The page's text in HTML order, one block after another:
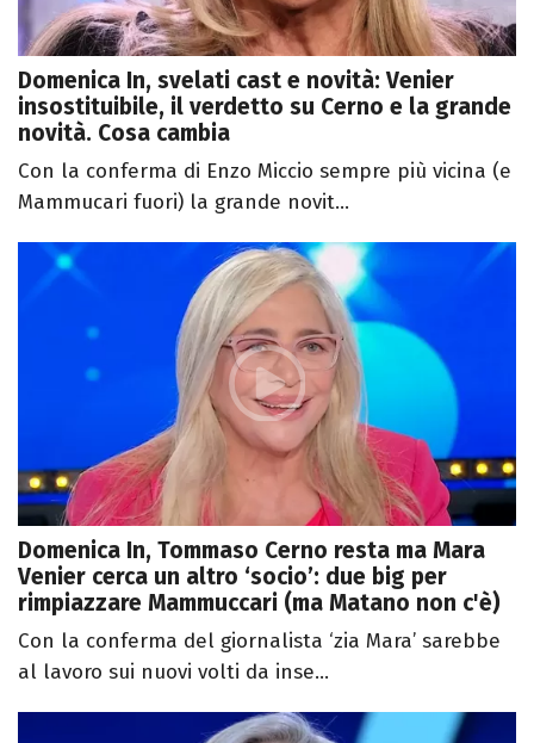
Domenica In, svelati cast e novità: Venier
insostituibile, il verdetto su Cerno e la grande
novità. Cosa cambia
Con la conferma di Enzo Miccio sempre più vicina (e
Mammucari fuori) la grande novit...
Domenica In, Tommaso Cerno resta ma Mara
Venier cerca un altro ‘socio’: due big per
rimpiazzare Mammuccari (ma Matano non c'è)
Con la conferma del giornalista ‘zia Mara’ sarebbe
al lavoro sui nuovi volti da inse...